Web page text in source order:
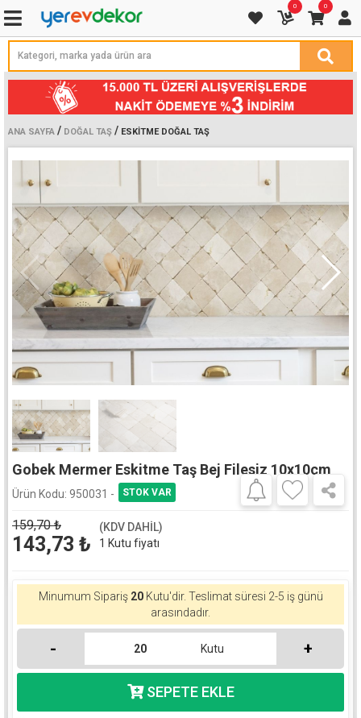
0 0
ANA SAYFA / DOĞAL TAŞ / ESKITME DOĞAL TAŞ
Gobek Mermer Eskitme Taş Bej Filesiz 10x10cm
Ürün Kodu: 950031 -
159,70₺
143,73 ₺
(KDV DAHİL)
1 Kutu fiyatı
Minumum Sipariş 20Kutu'dir. Teslimat süresi 2-5 iş günü
arasındadır.
- Kutu +